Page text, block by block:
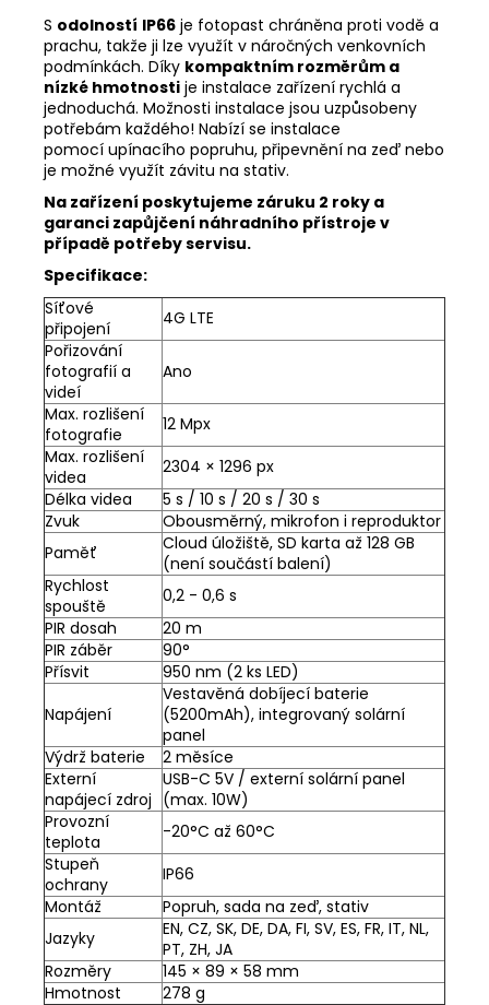
S odolností IP66 je fotopast chráněna proti vodě a
prachu, takže ji lze využít v náročných venkovních
podmínkách. Díky kompaktním rozměrům a
nízké hmotnosti je instalace zařízení rychlá a
jednoduchá. Možnosti instalace jsou uzpůsobeny
potřebám každého! Nabízí se instalace
pomocí upínacího popruhu, připevnění na zeď nebo
je možné využít závitu na stativ.
Na zařízení poskytujeme záruku 2 roky a
garanci zapůjčení náhradního přístroje v
případě potřeby servisu.
Specifikace:
Síťové
připojení
4G LTE
Pořizování
fotografií a
videí
Ano
Max. rozlišení
fotografie
12 Mpx
Max. rozlišení
videa
2304 × 1296 px
Délka videa
5 s / 10 s / 20 s / 30 s
Zvuk
Obousměrný, mikrofon i reproduktor
Paměť
Cloud úložiště, SD karta až 128 GB
(není součástí balení)
Rychlost
spouště
0,2 - 0,6 s
PIR dosah
20 m
PIR záběr
90°
Přísvit
950 nm (2 ks LED)
Napájení
Vestavěná dobíjecí baterie
(5200mAh), integrovaný solární
panel
Výdrž baterie
2 měsíce
Externí
napájecí zdroj
USB-C 5V / externí solární panel
(max. 10W)
Provozní
teplota
-20°C až 60°C
Stupeň
ochrany
IP66
Montáž
Popruh, sada na zeď, stativ
Jazyky
EN, CZ, SK, DE, DA, FI, SV, ES, FR, IT, NL,
PT, ZH, JA
Rozměry
145 × 89 × 58 mm
Hmotnost
278 g